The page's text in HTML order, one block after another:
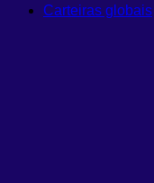
Carteiras globais